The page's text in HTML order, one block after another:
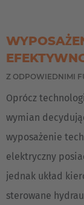
Z ODPOWIEDNIMI
Oprócz
wymian
wyposażenie
elektryczny
jednak układ
sterowane